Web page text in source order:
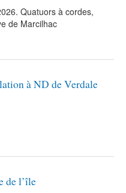
Quatuors à cordes,
de Marcilhac
à ND de Verdale
de l’île